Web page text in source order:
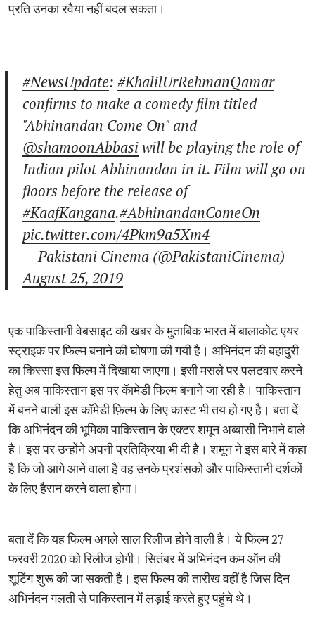
प्रति उनका रवैया नहीं बदल सकता।
#NewsUpdate: #KhalilUrRehmanQamar
confirms to make a comedy film titled
"Abhinandan Come On" and
@shamoonAbbasiwill be playing the role of
Indian pilot Abhinandan in it. Film will go on
floors before the release of
#KaafKangana.#AbhinandanComeOn
pic.twitter.com/4Pkm9a5Xm4
— Pakistani Cinema (@PakistaniCinema)
August 25, 2019
एक पाकिस्तानी वेबसाइट की खबर के मुताबिक भारत में बालाकोट एयर
स्ट्राइक पर फिल्म बनाने की घोषणा की गयी है। अभिनंदन की बहादुरी
का किस्सा इस फिल्म में दिखाया जाएगा। इसी मसले पर पलटवार करने
हेतु अब पाकिस्तान इस पर कॅामेडी फिल्म बनाने जा रही है। पाकिस्तान
में बनने वाली इस कॉमेडी फ़िल्म के लिए कास्ट भी तय हो गए है। बता दें
कि अभिनंदन की भूमिका पाकिस्तान के एक्टर शमून अब्बासी निभाने वाले
है। इस पर उन्होंने अपनी प्रतिक्रिया भी दी है। शमून ने इस बारे में कहा
है कि जो आगे आने वाला है वह उनके प्रशंसको और पाकिस्तानी दर्शकों
के लिए हैरान करने वाला होगा।
बता दें कि यह फिल्म अगले साल रिलीज होने वाली है। ये फिल्म 27
फरवरी 2020 को रिलीज होगी। सितंबर में अभिनंदन कम ऑन की
शूटिंग शुरू की जा सकती है। इस फिल्म की तारीख वहीं है जिस दिन
अभिनंदन गलती से पाकिस्तान में लड़ाई करते हुए पहुंचे थे।